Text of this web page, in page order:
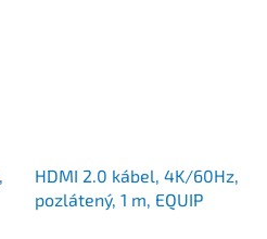
HDMI 2.0 kábel, 4K/60Hz,
pozlátený, 1 m, EQUIP